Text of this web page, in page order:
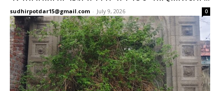
sudhirpotdar15@gmail.com - July 9, 2026 0